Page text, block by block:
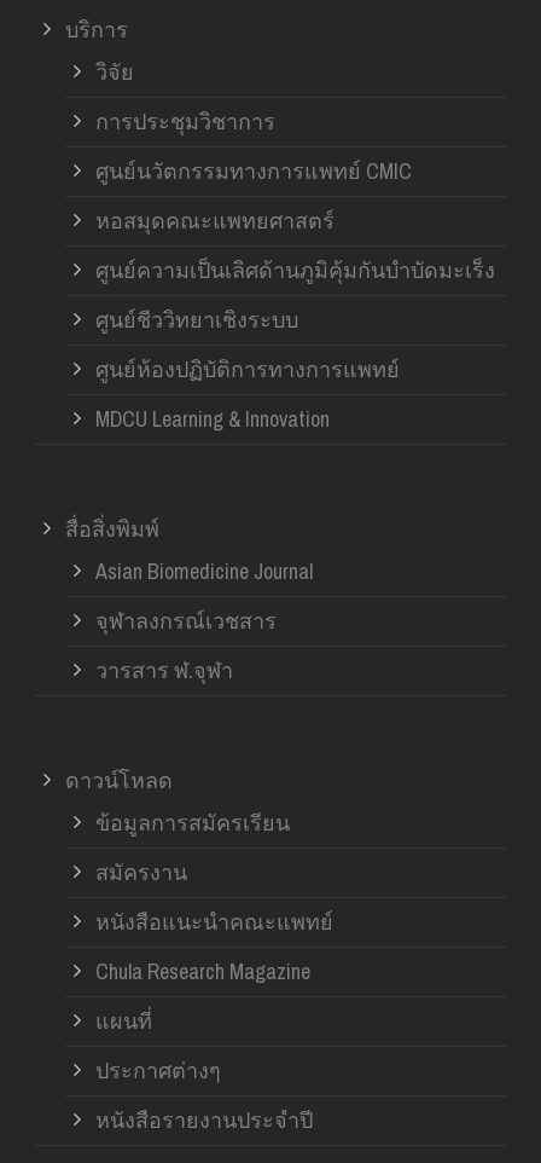
บริการ
วิจัย
การประชุมวิชาการ
ศูนย์นวัตกรรมทางการแพทย์ CMIC
หอสมุดคณะแพทยศาสตร์
ศูนย์ความเป็นเลิศด้านภูมิคุ้มกันบำบัดมะเร็ง
ศูนย์ชีววิทยาเชิงระบบ
ศูนย์ห้องปฏิบัติการทางการแพทย์
MDCU Learning & Innovation
สื่อสิ่งพิมพ์
Asian Biomedicine Journal
จุฬาลงกรณ์เวชสาร
วารสาร ฬ.จุฬา
ดาวน์โหลด
ข้อมูลการสมัครเรียน
สมัครงาน
หนังสือแนะนำคณะแพทย์
Chula Research Magazine
แผนที่
ประกาศต่างๆ
หนังสือรายงานประจำปี